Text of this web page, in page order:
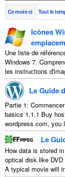
Ce mois-ci Tout le
Icônes
Une liste de
Windows 7.
les instructions
Le Guide
Partie 1:
basics 1.1.1 Buy
wordpress.com, you
Le
How data is stored
optical disk like DVD
A typical movie will